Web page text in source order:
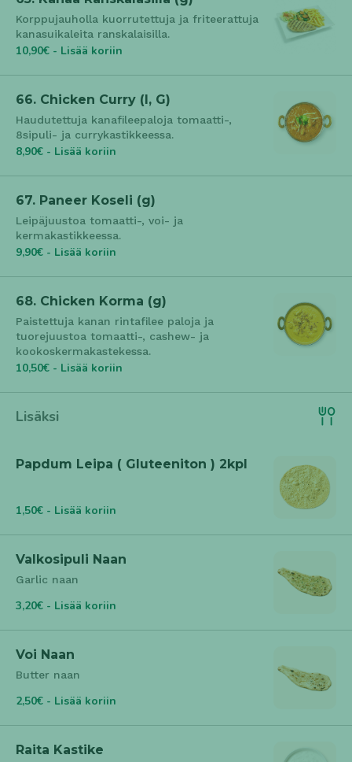
Korppujauholla kuorrutettuja ja friteerattuja
kanasuikaleita ranskalaisilla.
10,90€ - Lisää koriin
66. Chicken Curry (l, G)
Haudutettuja kanafileepaloja tomaatti-,
8sipuli- ja currykastikkeessa.
8,90€ - Lisää koriin
67. Paneer Koseli (g)
Leipäjuustoa tomaatti-, voi- ja
kermakastikkeessa.
9,90€ - Lisää koriin
68. Chicken Korma (g)
Paistettuja kanan rintafilee paloja ja
tuorejuustoa tomaatti-, cashew- ja
kookoskermakastekessa.
10,50€ - Lisää koriin
Lisäksi
Papdum Leipa ( Gluteeniton ) 2kpl
1,50€ - Lisää koriin
Valkosipuli Naan
Garlic naan
3,20€ - Lisää koriin
Voi Naan
Butter naan
2,50€ - Lisää koriin
Raita Kastike